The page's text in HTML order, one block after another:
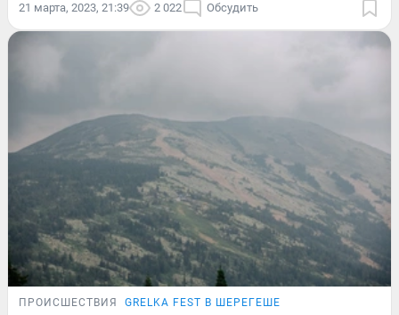
21 марта, 2023, 21:39 2 022 Обсудить
ПРОИСШЕСТВИЯ GRELKA FEST В ШЕРЕГЕШЕ